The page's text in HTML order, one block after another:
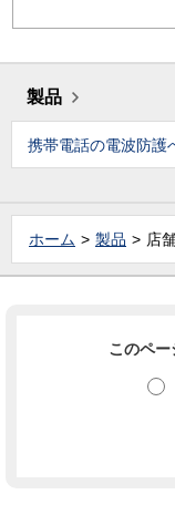
製品
携帯電話の電波防護
ホーム 製品 店
このペー